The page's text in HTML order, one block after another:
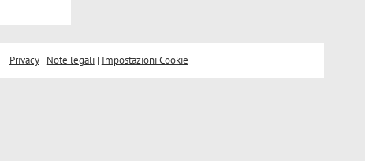
Privacy| Note legali| Impostazioni Cookie